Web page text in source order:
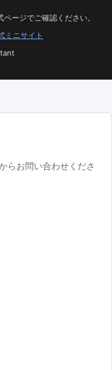
ージでご確認ください。
ミニサイト
らお問い合わせくださ